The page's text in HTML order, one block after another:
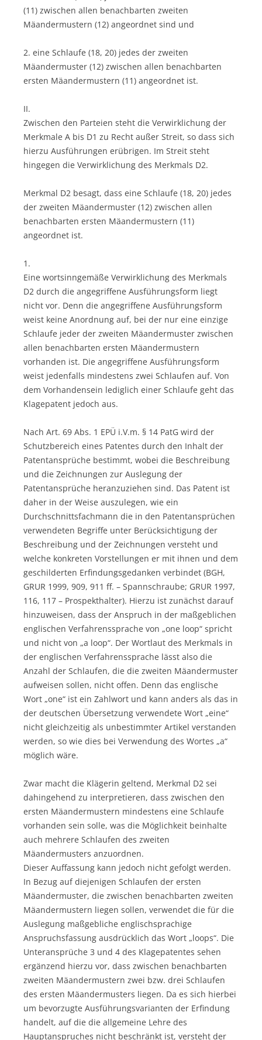
(11) zwischen allen benachbarten zweiten
Mäandermustern (12) angeordnet sind und
2. eine Schlaufe (18, 20) jedes der zweiten
Mäandermuster (12) zwischen allen benachbarten
ersten Mäandermustern (11) angeordnet ist.
II.
Zwischen den Parteien steht die Verwirklichung der
Merkmale A bis D1 zu Recht außer Streit, so dass sich
hierzu Ausführungen erübrigen. Im Streit steht
hingegen die Verwirklichung des Merkmals D2.
Merkmal D2 besagt, dass eine Schlaufe (18, 20) jedes
der zweiten Mäandermuster (12) zwischen allen
benachbarten ersten Mäandermustern (11)
angeordnet ist.
1.
Eine wortsinngemäße Verwirklichung des Merkmals
D2 durch die angegriffene Ausführungsform liegt
nicht vor. Denn die angegriffene Ausführungsform
weist keine Anordnung auf, bei der nur eine einzige
Schlaufe jeder der zweiten Mäandermuster zwischen
allen benachbarten ersten Mäandermustern
vorhanden ist. Die angegriffene Ausführungsform
weist jedenfalls mindestens zwei Schlaufen auf. Von
dem Vorhandensein lediglich einer Schlaufe geht das
Klagepatent jedoch aus.
Nach Art. 69 Abs. 1 EPÜ i.V.m. § 14 PatG wird der
Schutzbereich eines Patentes durch den Inhalt der
Patentansprüche bestimmt, wobei die Beschreibung
und die Zeichnungen zur Auslegung der
Patentansprüche heranzuziehen sind. Das Patent ist
daher in der Weise auszulegen, wie ein
Durchschnittsfachmann die in den Patentansprüchen
verwendeten Begriffe unter Berücksichtigung der
Beschreibung und der Zeichnungen versteht und
welche konkreten Vorstellungen er mit ihnen und dem
geschilderten Erfindungsgedanken verbindet (BGH,
GRUR 1999, 909, 911 ff. – Spannschraube; GRUR 1997,
116, 117 – Prospekthalter). Hierzu ist zunächst darauf
hinzuweisen, dass der Anspruch in der maßgeblichen
englischen Verfahrenssprache von „one loop“ spricht
und nicht von „a loop“. Der Wortlaut des Merkmals in
der englischen Verfahrenssprache lässt also die
Anzahl der Schlaufen, die die zweiten Mäandermuster
aufweisen sollen, nicht offen. Denn das englische
Wort „one“ ist ein Zahlwort und kann anders als das in
der deutschen Übersetzung verwendete Wort „eine“
nicht gleichzeitig als unbestimmter Artikel verstanden
werden, so wie dies bei Verwendung des Wortes „a“
möglich wäre.
Zwar macht die Klägerin geltend, Merkmal D2 sei
dahingehend zu interpretieren, dass zwischen den
ersten Mäandermustern mindestens eine Schlaufe
vorhanden sein solle, was die Möglichkeit beinhalte
auch mehrere Schlaufen des zweiten
Mäandermusters anzuordnen.
Dieser Auffassung kann jedoch nicht gefolgt werden.
In Bezug auf diejenigen Schlaufen der ersten
Mäandermuster, die zwischen benachbarten zweiten
Mäandermustern liegen sollen, verwendet die für die
Auslegung maßgebliche englischsprachige
Anspruchsfassung ausdrücklich das Wort „loops“. Die
Unteransprüche 3 und 4 des Klagepatentes sehen
ergänzend hierzu vor, dass zwischen benachbarten
zweiten Mäandermustern zwei bzw. drei Schlaufen
des ersten Mäandermusters liegen. Da es sich hierbei
um bevorzugte Ausführungsvarianten der Erfindung
handelt, auf die die allgemeine Lehre des
Hauptanspruches nicht beschränkt ist, versteht der